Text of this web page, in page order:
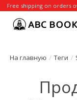
Free shipping on orders
На главную / Теги /